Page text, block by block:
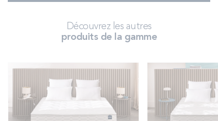
Découvrez les autres
produits de la gamme